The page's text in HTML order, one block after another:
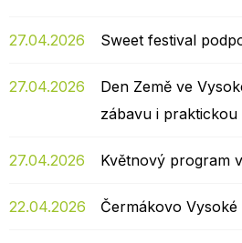
27.04.2026 Sweet festival
27.04.2026
Den Země ve
zábavu i
27.04.2026 Květnový program
22.04.2026 Čermákovo